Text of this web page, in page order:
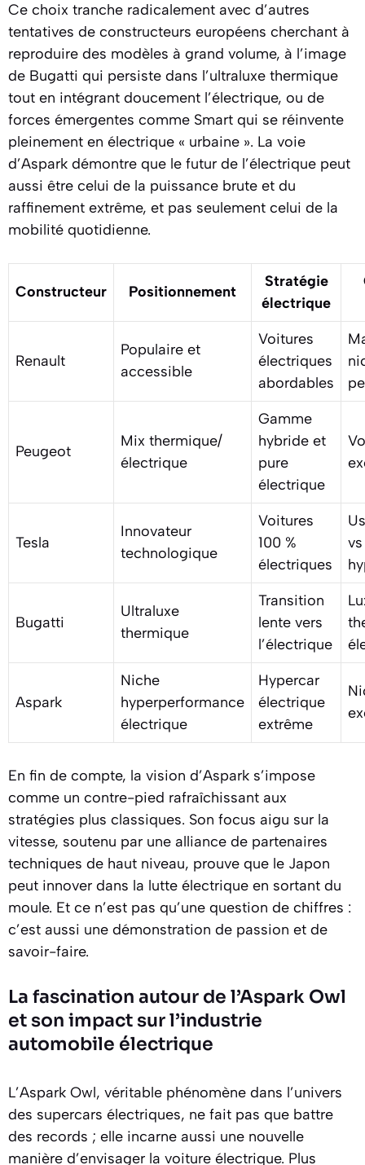
Ce choix tranche radicalement avec d’autres
tentatives de constructeurs européens cherchant à
reproduire des modèles à grand volume, à l’image
de Bugatti qui persiste dans l’ultraluxe thermique
tout en intégrant doucement l’électrique, ou de
forces émergentes comme Smart qui se réinvente
pleinement en électrique « urbaine ». La voie
d’Aspark démontre que le futur de l’électrique peut
aussi être celui de la puissance brute et du
raffinement extrême, et pas seulement celui de la
mobilité quotidienne.
Constructeur Positionnement
Stratégie
électrique
Renault
Populaire et
accessible
Voitures
électriques
abordables
Peugeot
Mix thermique/
électrique
Gamme
hybride et
pure
électrique
Tesla
Innovateur
technologique
Voitures
100 %
électriques
vs
Bugatti
Ultraluxe
thermique
Transition
lente vers
l’électrique
Aspark
Niche
hyperperformance
électrique
Hypercar
électrique
extrême
En fin de compte, la vision d’Aspark s’impose
comme un contre-pied rafraîchissant aux
stratégies plus classiques. Son focus aigu sur la
vitesse, soutenu par une alliance de partenaires
techniques de haut niveau, prouve que le Japon
peut innover dans la lutte électrique en sortant du
moule. Et ce n’est pas qu’une question de chiffres :
c’est aussi une démonstration de passion et de
savoir-faire.
La fascination autour de l’Aspark Owl
et son impact sur l’industrie
automobile électrique
L’Aspark Owl, véritable phénomène dans l’univers
des supercars électriques, ne fait pas que battre
des records ; elle incarne aussi une nouvelle
manière d’envisager la voiture électrique. Plus